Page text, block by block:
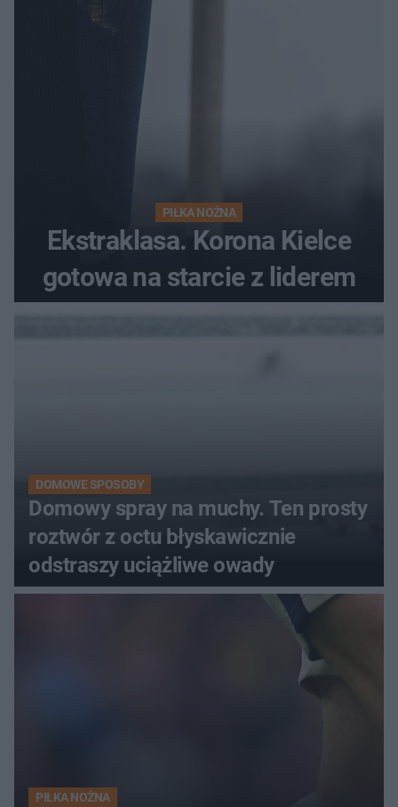
PIŁKA NOŻNA
Ekstraklasa. Korona Kielce
gotowa na starcie z liderem
DOMOWE SPOSOBY
Domowy spray na muchy. Ten prosty
roztwór z octu błyskawicznie
odstraszy uciążliwe owady
PIŁKA NOŻNA